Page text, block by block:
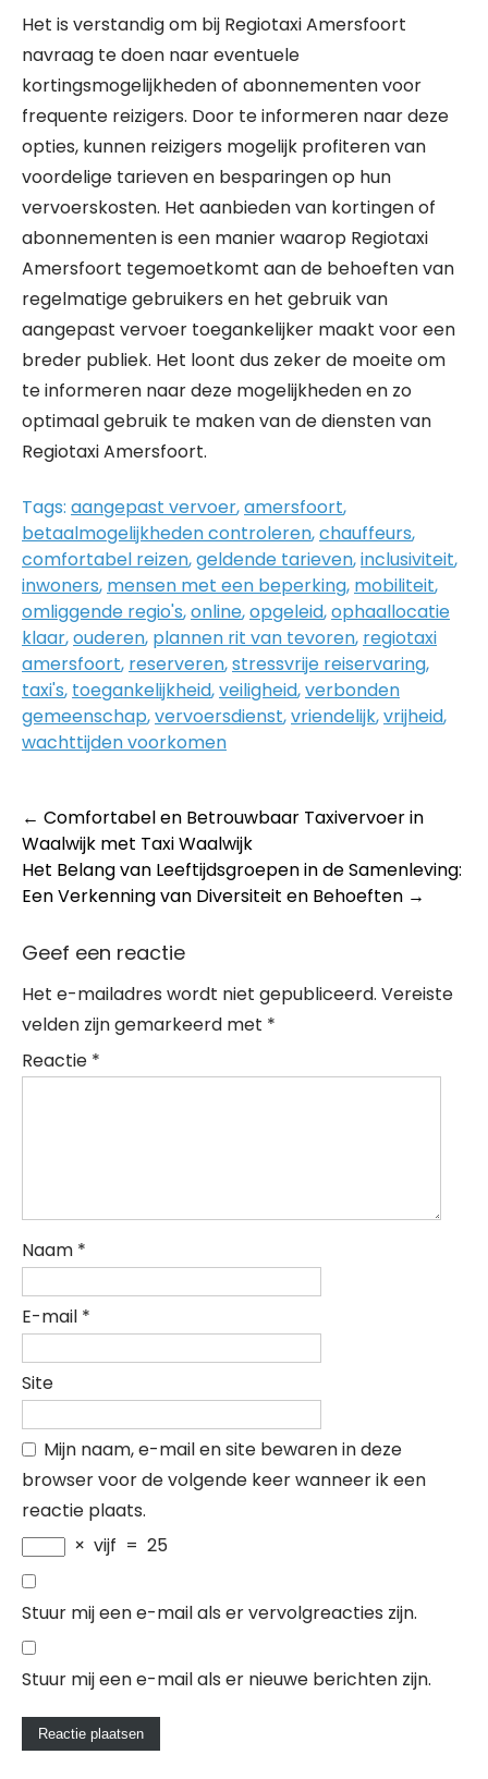
Het is verstandig om bij Regiotaxi Amersfoort
navraag te doen naar eventuele
kortingsmogelijkheden of abonnementen voor
frequente reizigers. Door te informeren naar deze
opties, kunnen reizigers mogelijk profiteren van
voordelige tarieven en besparingen op hun
vervoerskosten. Het aanbieden van kortingen of
abonnementen is een manier waarop Regiotaxi
Amersfoort tegemoetkomt aan de behoeften van
regelmatige gebruikers en het gebruik van
aangepast vervoer toegankelijker maakt voor een
breder publiek. Het loont dus zeker de moeite om
te informeren naar deze mogelijkheden en zo
optimaal gebruik te maken van de diensten van
Regiotaxi Amersfoort.
Tags: aangepast vervoer,amersfoort,
betaalmogelijkheden controleren,chauffeurs,
comfortabel reizen,geldende tarieven,inclusiviteit,
inwoners, mensen met een beperking, mobiliteit,
omliggende regio's,online,opgeleid,ophaallocatie
klaar,ouderen, plannen rit van tevoren, regiotaxi
amersfoort, reserveren,stressvrije reiservaring,
taxi's, toegankelijkheid,veiligheid,verbonden
gemeenschap,vervoersdienst,vriendelijk,vrijheid,
wachttijden voorkomen
Post
navigation
← Comfortabel en Betrouwbaar Taxivervoer in
Waalwijk met Taxi Waalwijk
Het Belang van Leeftijdsgroepen in de Samenleving:
Een Verkenning van Diversiteit en Behoeften →
Geef een reactie
Het e-mailadres wordt niet gepubliceerd. Vereiste
velden zijn gemarkeerd met *
Reactie *
Naam *
E-mail *
Site
Mijn naam, e-mail en site bewaren in deze
browser voor de volgende keer wanneer ik een
reactie plaats.
× vijf = 25
Stuur mij een e-mail als er vervolgreacties zijn.
Stuur mij een e-mail als er nieuwe berichten zijn.